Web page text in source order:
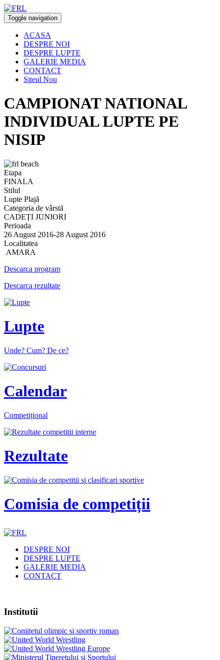
Toggle navigation
ACASA
DESPRE NOI
DESPRE LUPTE
GALERIE MEDIA
CONTACT
Siteul Nou
CAMPIONAT NATIONAL
INDIVIDUAL LUPTE PE
NISIP
Etapa
FINALA
Stilul
Lupte Plajă
Categoria de vârstă
CADEȚI JUNIORI
Perioada
26 August 2016-28 August 2016
Localitatea
AMARA
Descarca program
Descarca rezultate
Lupte
Unde? Cum? De ce?
Calendar
Competițional
Rezultate
Comisia de competiții
DESPRE NOI
DESPRE LUPTE
GALERIE MEDIA
CONTACT
Institutii